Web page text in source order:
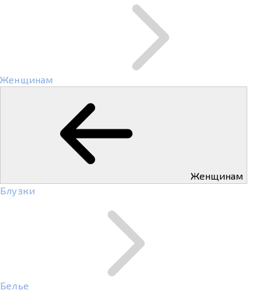
Женщинам
Женщинам
Блузки
Белье